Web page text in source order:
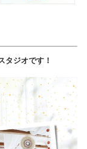
タジオです！